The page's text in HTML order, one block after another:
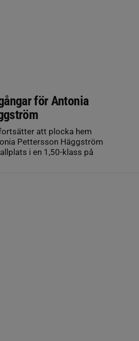
för Antonia
att plocka hem
Pettersson Häggström
i en 1,50-klass på